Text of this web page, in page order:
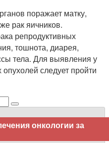
поражает матку,
рак яичников.
репродуктивных
тошнота, диарея,
тела. Для выявления у
следует пройти
онкологии за